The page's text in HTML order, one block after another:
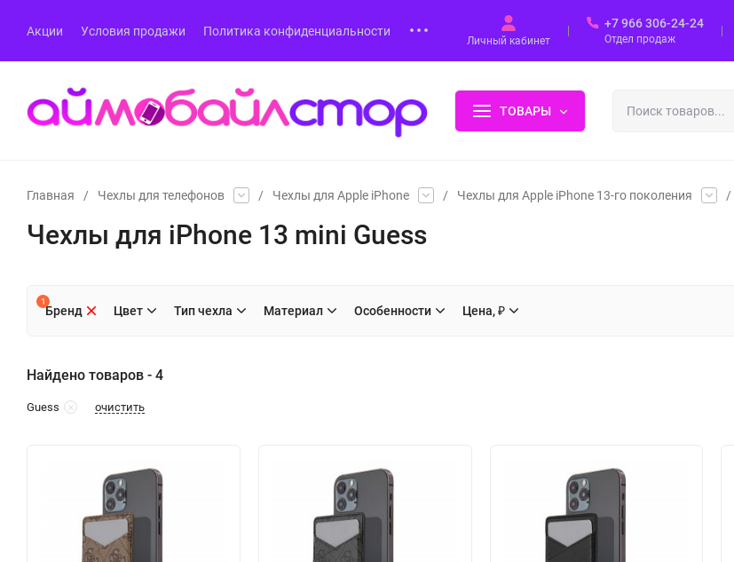
Акции Условия продажи Политика конфиденциальности
Личный кабинет
+7 966 306-24-24
Отдел продаж
ТОВАРЫ
Главная / Чехлы для телефонов / Чехлы для Apple iPhone / Чехлы для Apple iPhone 13-го поколения /
Чехлы для iPhone 13 mini Guess
Бренд
1
Цвет Тип чехла Материал Особенности Цена, ₽
Найдено товаров - 4
Guess очистить